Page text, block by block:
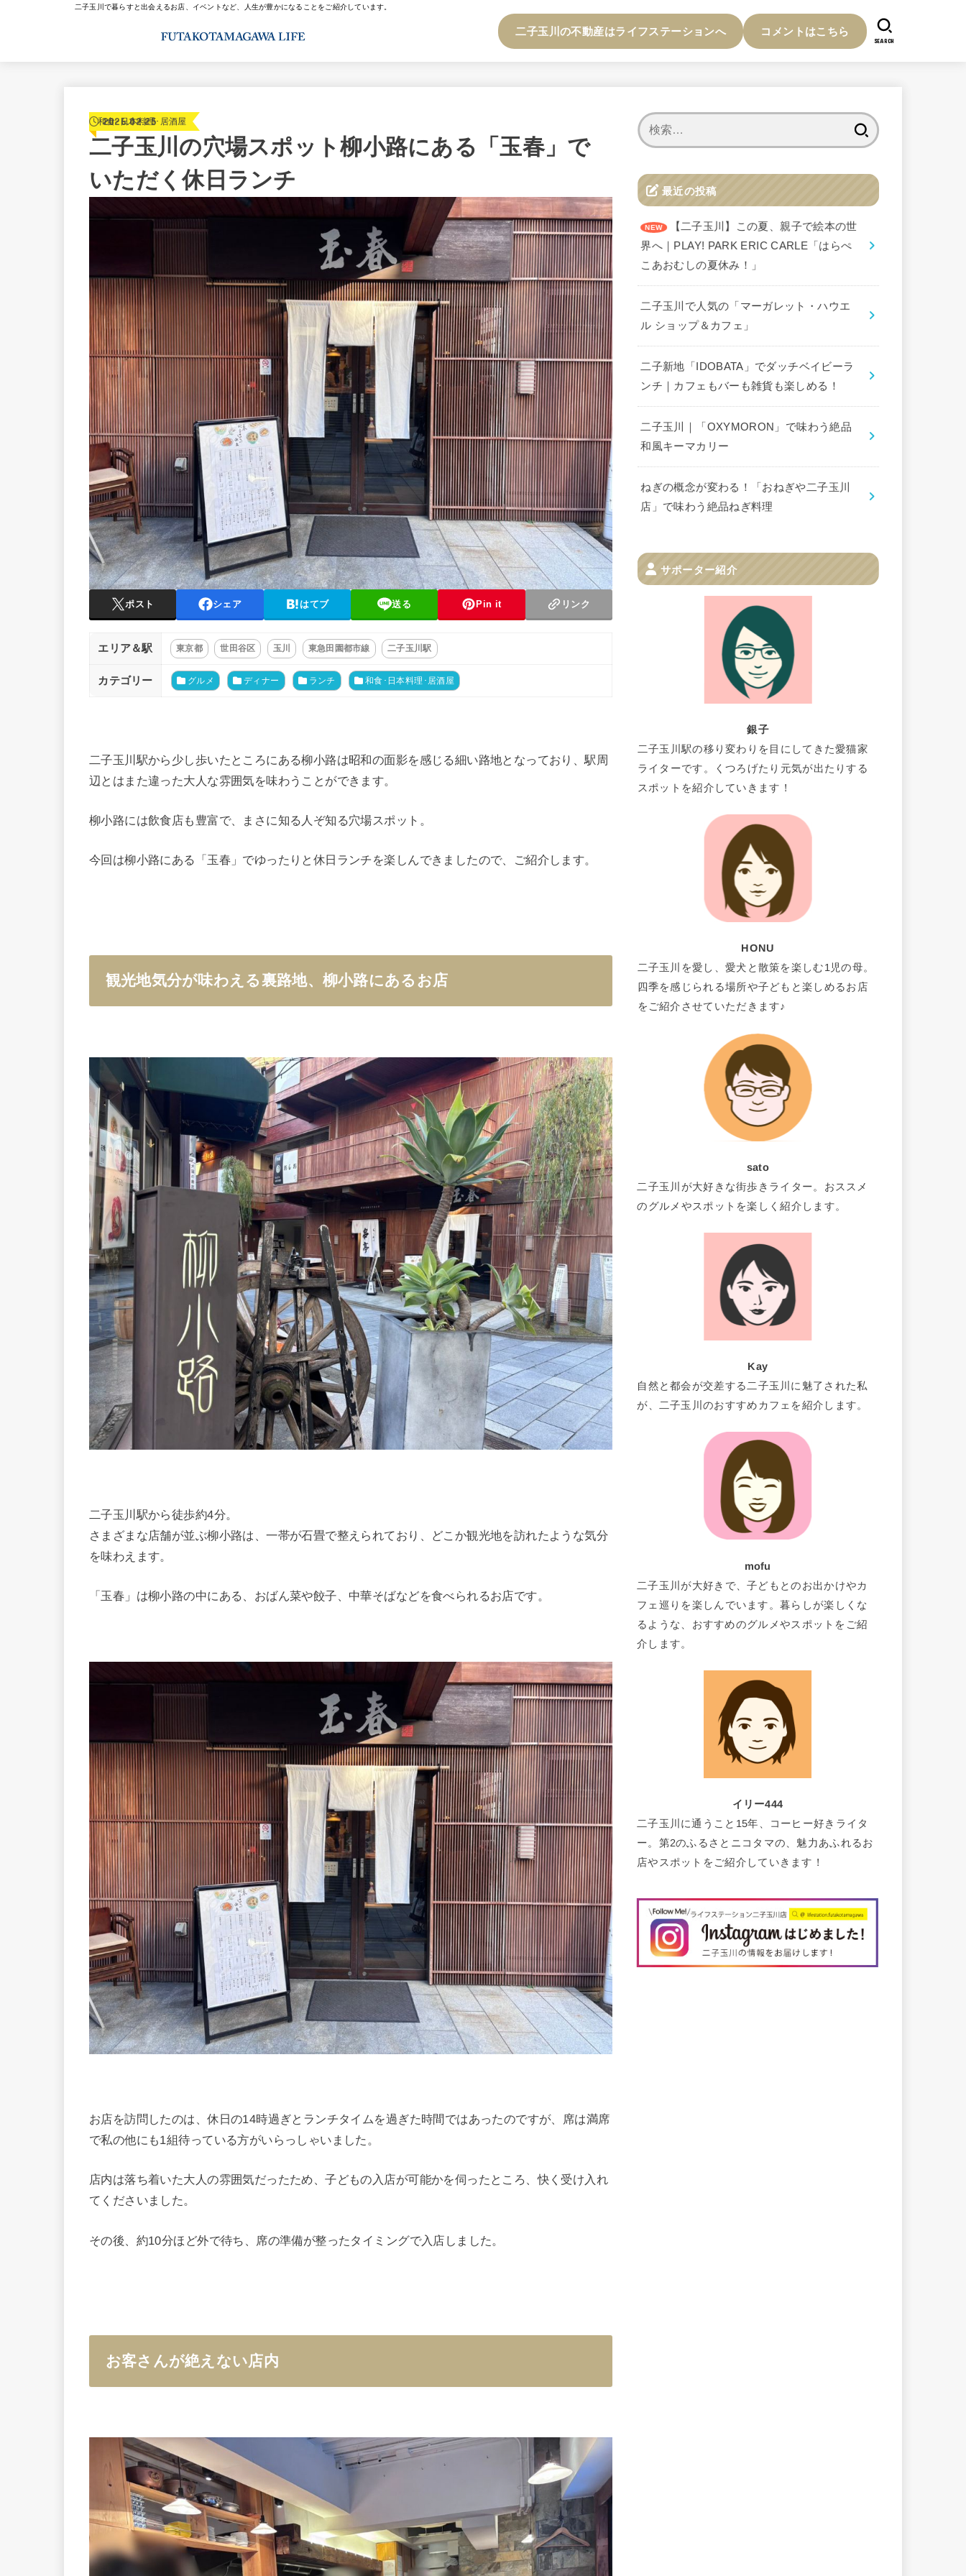
二子玉川で暮らすと出会えるお店、イベントなど、人生が豊かになることをご紹介しています。
二子玉川の不動産はライフステーションへ コメントはこちら
SEARCH
和食･日本料理･居酒屋
2026.02.25
二子玉川の穴場スポット柳小路にある「玉春」で
いただく休日ランチ
ポスト シェア はてブ 送る Pin it リンク
エリア＆駅 東京都 世田谷区 玉川 東急田園都市線 二子玉川駅
カテゴリー グルメ ディナー ランチ 和食･日本料理･居酒屋
二子玉川駅から少し歩いたところにある柳小路は昭和の面影を感じる細い路地となっており、駅周
辺とはまた違った大人な雰囲気を味わうことができます。
柳小路には飲食店も豊富で、まさに知る人ぞ知る穴場スポット。
今回は柳小路にある「玉春」でゆったりと休日ランチを楽しんできましたので、ご紹介します。
観光地気分が味わえる裏路地、柳小路にあるお店
二子玉川駅から徒歩約4分。
さまざまな店舗が並ぶ柳小路は、一帯が石畳で整えられており、どこか観光地を訪れたような気分
を味わえます。
「玉春」は柳小路の中にある、おばん菜や餃子、中華そばなどを食べられるお店です。
お店を訪問したのは、休日の14時過ぎとランチタイムを過ぎた時間ではあったのですが、席は満席
で私の他にも1組待っている方がいらっしゃいました。
店内は落ち着いた大人の雰囲気だったため、子どもの入店が可能かを伺ったところ、快く受け入れ
てくださいました。
その後、約10分ほど外で待ち、席の準備が整ったタイミングで入店しました。
お客さんが絶えない店内
最近の投稿
【二子玉川】この夏、親子で絵本の世
界へ｜PLAY! PARK ERIC CARLE「はらぺ
こあおむしの夏休み！」
二子玉川で人気の「マーガレット・ハウエ
ル ショップ＆カフェ」
二子新地「IDOBATA」でダッチベイビーラ
ンチ｜カフェもバーも雑貨も楽しめる！
二子玉川｜「OXYMORON」で味わう絶品
和風キーマカリー
ねぎの概念が変わる！「おねぎや二子玉川
店」で味わう絶品ねぎ料理
サポーター紹介
銀子
二子玉川駅の移り変わりを目にしてきた愛猫家
ライターです。くつろげたり元気が出たりする
スポットを紹介していきます！
HONU
二子玉川を愛し、愛犬と散策を楽しむ1児の母。
四季を感じられる場所や子どもと楽しめるお店
をご紹介させていただきます♪
sato
二子玉川が大好きな街歩きライター。おススメ
のグルメやスポットを楽しく紹介します。
Kay
自然と都会が交差する二子玉川に魅了された私
が、二子玉川のおすすめカフェを紹介します。
mofu
二子玉川が大好きで、子どもとのお出かけやカ
フェ巡りを楽しんでいます。暮らしが楽しくな
るような、おすすめのグルメやスポットをご紹
介します。
イリー444
二子玉川に通うこと15年、コーヒー好きライタ
ー。第2のふるさとニコタマの、魅力あふれるお
店やスポットをご紹介していきます！